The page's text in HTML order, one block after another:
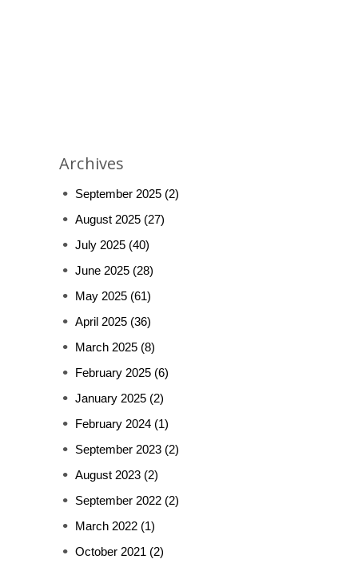
Archives
September 2025 (2)
August 2025 (27)
July 2025 (40)
June 2025 (28)
May 2025 (61)
April 2025 (36)
March 2025 (8)
February 2025 (6)
January 2025 (2)
February 2024 (1)
September 2023 (2)
August 2023 (2)
September 2022 (2)
March 2022 (1)
October 2021 (2)